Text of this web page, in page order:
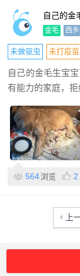
自己的金
有爱的主
金毛 西
未做驱虫 未打疫苗
自己的金毛生宝
有能力的家庭，
564浏览 2
上